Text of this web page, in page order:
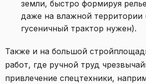
земли, быстро формируя
даже на влажной территории
гусеничный трактор нужен).
Также и на большой
работ, где ручной труд
привлечение спецтехники,